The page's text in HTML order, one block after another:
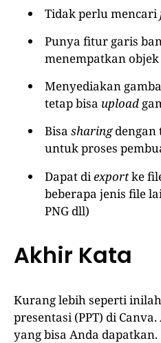
Tidak perlu mencari
Punya fitur garis
menempatkan
Menyediakan
tetap bisa upload
Bisa sharingdengan
untuk proses
Dapat diexportke
beberapa jenis file
PNG dll)
Akhir Kata
Kurang lebih seperti
presentasi (PPT) di
yang bisa Anda dapatkan.